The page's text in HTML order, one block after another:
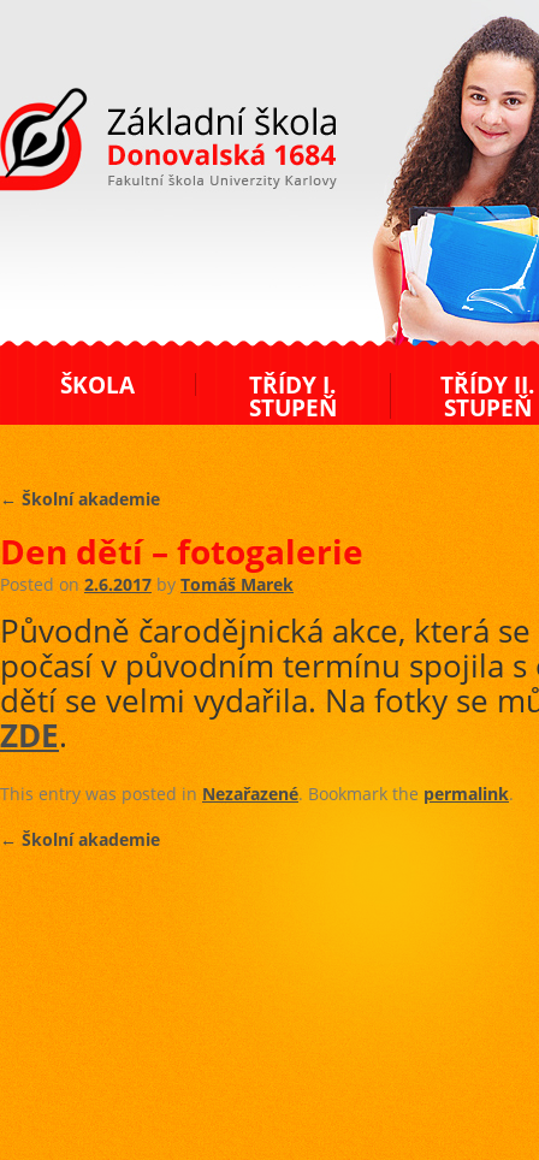
ZŠ Donovalská
ŠKOLA TŘÍDY I.
STUPEŇ
TŘÍDY II.
STUPEŇ
← Školní akademie
Den dětí – fotogalerie
Posted on 2.6.2017 by Tomáš Marek
Původně čarodějnická akce, která
počasí v původním termínu spojila s
dětí se velmi vydařila. Na fotky se
ZDE.
This entry was posted in Nezařazené. Bookmark the permalink.
← Školní akademie